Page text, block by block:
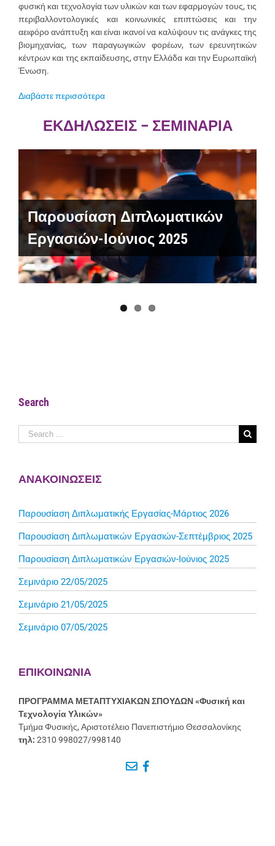
φυσική και τεχνολογία των υλικών και των εφαρμογών τους, τις
περιβαλλοντολογικές και κοινωνικές επιπτώσεις και την
αειφόρο ανάπτυξη και είναι ικανοί να καλύψουν τις ανάγκες της
βιομηχανίας, των παραγωγικών φορέων, των ερευνητικών
κέντρων και της εκπαίδευσης, στην Ελλάδα και την Ευρωπαϊκή
Ένωση.
Διαβάστε περισσότερα
ΕΚΔΗΛΩΣΕΙΣ – ΣΕΜΙΝΑΡΙΑ
Παρουσίαση Διπλωματικών
Εργασιών-Ιούνιος 2025
Παρουσίαση διπλωματικής
εργασίας – Ιούλιος 2024
Σεμινάρια Lucel Sirghi
Search
Search
for:
ΑΝΑΚΟΙΝΩΣΕΙΣ
Παρουσίαση Διπλωματικής Εργασίας-Μάρτιος 2026
Παρουσίαση Διπλωματικών Εργασιών-Σεπτέμβριος 2025
Παρουσίαση Διπλωματικών Εργασιών-Ιούνιος 2025
Σεμινάριο 22/05/2025
Σεμινάριο 21/05/2025
Σεμινάριο 07/05/2025
ΕΠΙΚΟΙΝΩΝΙΑ
ΠΡΟΓΡΑΜΜΑ ΜΕΤΑΠΤΥΧΙΑΚΩΝ ΣΠΟΥΔΩΝ«Φυσική και
Τεχνολογία Υλικών»
Τμήμα Φυσικής, Αριστοτέλειο Πανεπιστήμιο Θεσσαλονίκης
τηλ: 2310 998027/998140